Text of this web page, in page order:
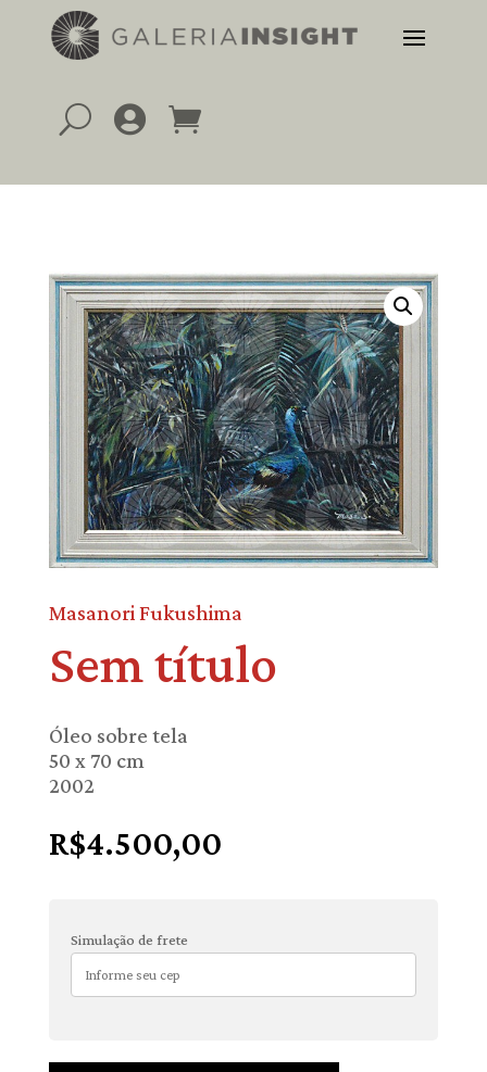
U  
Masanori Fukushima
Sem título
Óleo sobre tela
50 x 70 cm
2002
R$4.500,00
Simulação de frete